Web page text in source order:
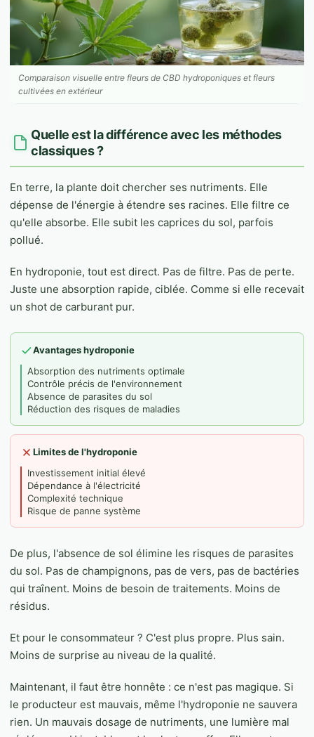
Comparaison visuelle entre fleurs de CBD hydroponiques et fleurs
cultivées en extérieur
Quelle est la différence avec les méthodes
classiques ?
En terre, la plante doit chercher ses nutriments. Elle
dépense de l'énergie à étendre ses racines. Elle filtre ce
qu'elle absorbe. Elle subit les caprices du sol, parfois
pollué.
En hydroponie, tout est direct. Pas de filtre. Pas de perte.
Juste une absorption rapide, ciblée. Comme si elle recevait
un shot de carburant pur.
Avantages hydroponie
Absorption des nutriments optimale
Contrôle précis de l'environnement
Absence de parasites du sol
Réduction des risques de maladies
Limites de l'hydroponie
Investissement initial élevé
Dépendance à l'électricité
Complexité technique
Risque de panne système
De plus, l'absence de sol élimine les risques de parasites
du sol. Pas de champignons, pas de vers, pas de bactéries
qui traînent. Moins de besoin de traitements. Moins de
résidus.
Et pour le consommateur ? C'est plus propre. Plus sain.
Moins de surprise au niveau de la qualité.
Maintenant, il faut être honnête : ce n'est pas magique. Si
le producteur est mauvais, même l'hydroponie ne sauvera
rien. Un mauvais dosage de nutriments, une lumière mal